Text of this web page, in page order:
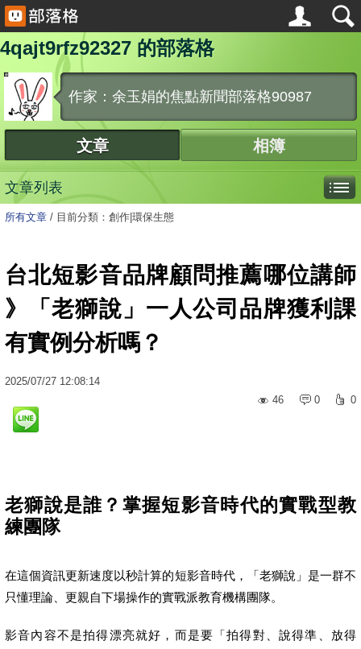
4qajt9rfz92327 的部落格
作家：余玉娟的焦點新聞部落格90987
文章 相簿
文章列表
所有文章 / 目前分類：創作|環保生態
台北短影音品牌顧問推薦哪位講師
》「老獅說」一人公司品牌獲利課
有實例分析嗎？
2025/07/27 12:08:14
46
0 0
老獅說是誰？掌握短影音時代的實戰型教
練團隊
在這個資訊更新速度以秒計算的短影音時代，「老獅說」是一群不
只懂理論、更親自下場操作的實戰派教育機構團隊。
影音內容不是拍得漂亮就好，而是要「拍得對、說得準、放得